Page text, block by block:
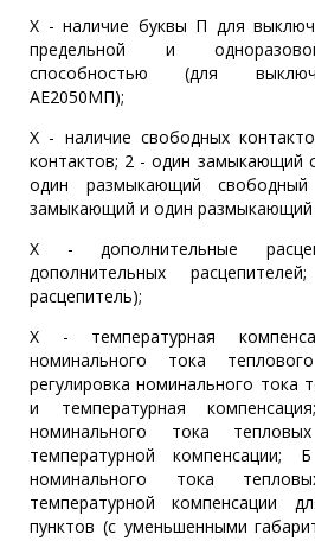
Х - наличие буквы П для
предельной и
способностью (для
АЕ2050МП);
Х - наличие свободных
контактов; 2 - один замыкающий
один размыкающий
замыкающий и один размыкающий
Х - дополнительные
дополнительных
расцепитель);
Х - температурная
номинального тока
регулировка номинального тока
и температурная
номинального тока
температурной компенсации;
номинального тока
температурной компенсации
пунктов (с уменьшенными